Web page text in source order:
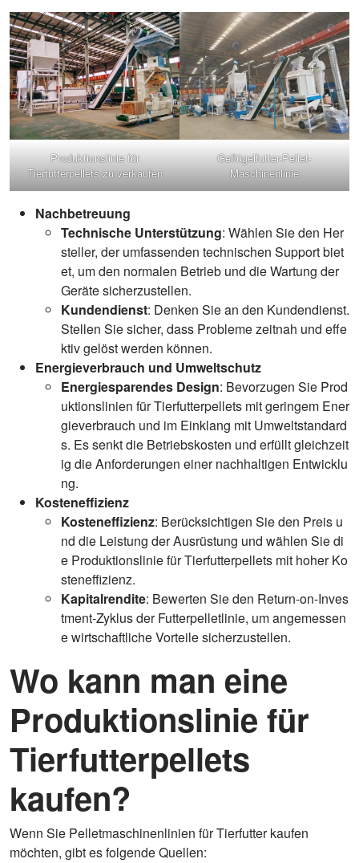
Produktionslinie für
Tierfutterpellets zu verkaufen
Geflügelfutter-Pellet-
Maschinenlinie
Nachbetreuung
Technische Unterstützung: Wählen Sie den Her
steller, der umfassenden technischen Support biet
et, um den normalen Betrieb und die Wartung der
Geräte sicherzustellen.
Kundendienst: Denken Sie an den Kundendienst.
Stellen Sie sicher, dass Probleme zeitnah und effe
ktiv gelöst werden können.
Energieverbrauch und Umweltschutz
Energiesparendes Design: Bevorzugen Sie Prod
uktionslinien für Tierfutterpellets mit geringem Ener
gieverbrauch und im Einklang mit Umweltstandard
s. Es senkt die Betriebskosten und erfüllt gleichzeit
ig die Anforderungen einer nachhaltigen Entwicklu
ng.
Kosteneffizienz
Kosteneffizienz: Berücksichtigen Sie den Preis u
nd die Leistung der Ausrüstung und wählen Sie di
e Produktionslinie für Tierfutterpellets mit hoher Ko
steneffizienz.
Kapitalrendite: Bewerten Sie den Return-on-Inves
tment-Zyklus der Futterpelletlinie, um angemessen
e wirtschaftliche Vorteile sicherzustellen.
Wo kann man eine
Produktionslinie für
Tierfutterpellets
kaufen?
Wenn Sie Pelletmaschinenlinien für Tierfutter kaufen
möchten, gibt es folgende Quellen: